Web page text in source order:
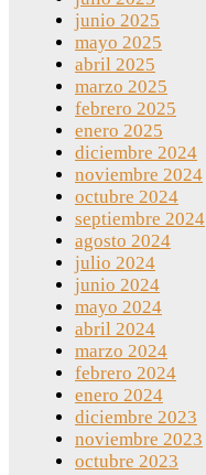
junio 2025
mayo 2025
abril 2025
marzo 2025
febrero 2025
enero 2025
diciembre 2024
noviembre 2024
octubre 2024
septiembre 2024
agosto 2024
julio 2024
junio 2024
mayo 2024
abril 2024
marzo 2024
febrero 2024
enero 2024
diciembre 2023
noviembre 2023
octubre 2023